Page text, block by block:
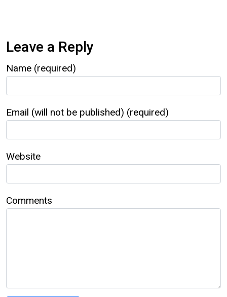
Leave a Reply
Name (required)
Email (will not be published) (required)
Website
Comments